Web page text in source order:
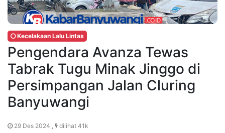
Kecelakaan Lalu Lintas
Pengendara Avanza Tewas
Tabrak Tugu Minak Jinggo di
Persimpangan Jalan Cluring
Banyuwangi
29 Des 2024 , dilihat 41k